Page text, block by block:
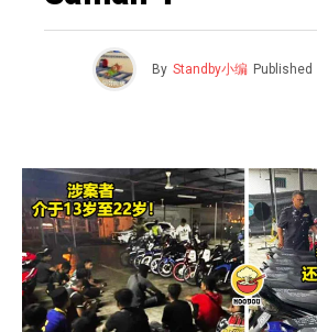
By Standby小编 Published